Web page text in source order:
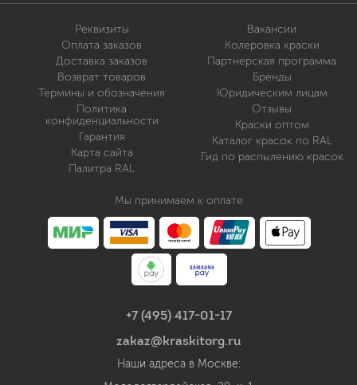
Реквизиты
Оплата заказов
Доставка заказов
Возврат товаров
Термины и обозначения
Политика
конфиденциальности
Гарантия
Карта сайта
Палитра RAL
Вакансии
Колеровка краски
Партнерская программа
Бренды
Юридическим лицам
Отзывы
Краски оптом
Каталог красок по RAL
Гид по распылению красок
Мы принимаем к оплате
+7 (495) 417-01-17
zakaz@kraskitorg.ru
Наши адреса в Москве: